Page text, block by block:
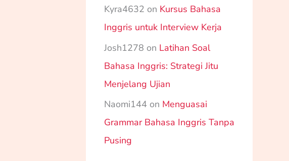
Kyra4632 on Kursus Bahasa
Inggris untuk Interview Kerja
Josh1278 on Latihan Soal
Bahasa Inggris: Strategi Jitu
Menjelang Ujian
Naomi144 on Menguasai
Grammar Bahasa Inggris Tanpa
Pusing